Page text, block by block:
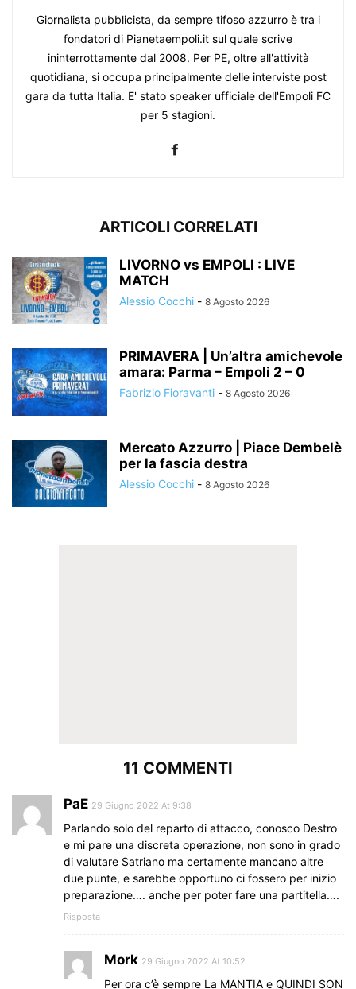
Giornalista pubblicista, da sempre tifoso azzurro è tra i
fondatori di Pianetaempoli.it sul quale scrive
ininterrottamente dal 2008. Per PE, oltre all'attività
quotidiana, si occupa principalmente delle interviste post
gara da tutta Italia. E' stato speaker ufficiale dell'Empoli FC
per 5 stagioni.
ARTICOLI CORRELATI
LIVORNO vs EMPOLI : LIVE
MATCH
Alessio Cocchi - 8 Agosto 2026
PRIMAVERA | Un’altra amichevole
amara: Parma – Empoli 2 – 0
Fabrizio Fioravanti - 8 Agosto 2026
Mercato Azzurro | Piace Dembelè
per la fascia destra
Alessio Cocchi - 8 Agosto 2026
11 COMMENTI
PaE 29 Giugno 2022 At 9:38
Parlando solo del reparto di attacco, conosco Destro
e mi pare una discreta operazione, non sono in grado
di valutare Satriano ma certamente mancano altre
due punte, e sarebbe opportuno ci fossero per inizio
preparazione…. anche per poter fare una partitella….
Risposta
Mork 29 Giugno 2022 At 10:52
Per ora c’è sempre La MANTIA e QUINDI SON